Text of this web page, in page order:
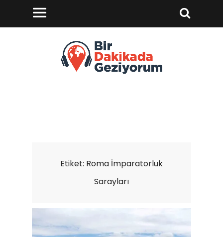
Etiket: Roma İmparatorluk
Sarayları